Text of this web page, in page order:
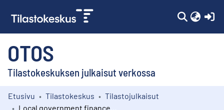
OTOS
Tilastokeskuksen julkaisut verkossa
Kokoelmat
Etusivu Tilastokeskus
Tilastojulkaisut